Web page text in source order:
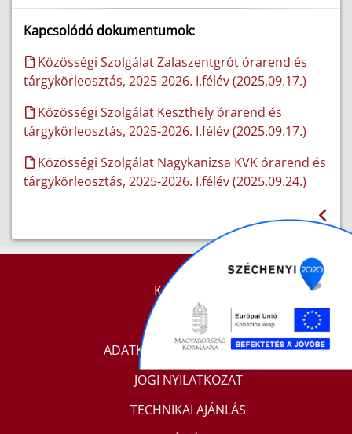
Kapcsolódó dokumentumok:
Közösségi Szolgálat Zalaszentgrót órarend és
tárgykörleosztás, 2025-2026. I.félév (2025.09.17.)
Közösségi Szolgálat Keszthely órarend és
tárgykörleosztás, 2025-2026. I.félév (2025.09.17.)
Közösségi Szolgálat Nagykanizsa KVK órarend és
tárgykörleosztás, 2025-2026. I.félév (2025.09.24.)
KAPCSOLAT
IMPRESSZUM
ADATKEZELÉSI TÁJÉKOZTATÓ
JOGI NYILATKOZAT
TECHNIKAI AJÁNLÁS